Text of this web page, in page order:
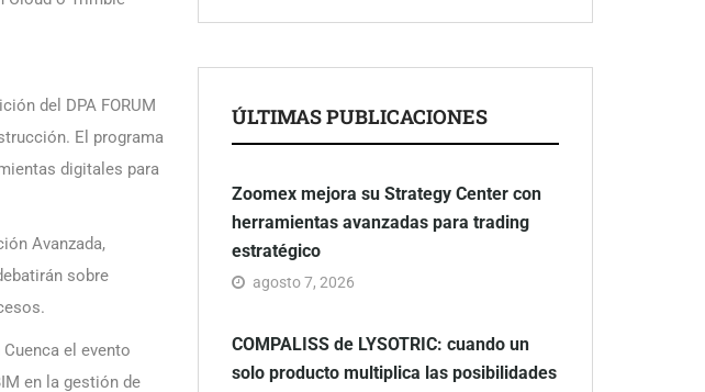
del DPA FORUM
El programa
digitales para
Avanzada,
sobre
el evento
en la gestión de
ÚLTIMAS PUBLICACIONES
Zoomex mejora su Strategy Center con
herramientas avanzadas para trading
estratégico
agosto 7, 2026
COMPALISS de LYSOTRIC: cuando un
solo producto multiplica las posibilidades